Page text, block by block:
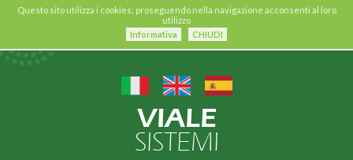
Questo sito utilizza i cookies: proseguendo nella navigazione acconsenti al loro
utilizzo
Informativa
CHIUDI
VIALE
SISTEMI